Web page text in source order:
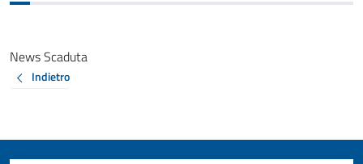
News Scaduta
Indietro